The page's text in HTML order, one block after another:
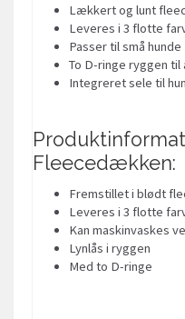
Lækkert og lunt
Leveres i 3 flotte
Passer til små hunde
To D-ringe ryggen
Integreret sele til
Fleecedækken:
Fremstillet i blødt
Leveres i 3 flotte
Kan maskinvaskes
Lynlås i ryggen
Med to D-ringe